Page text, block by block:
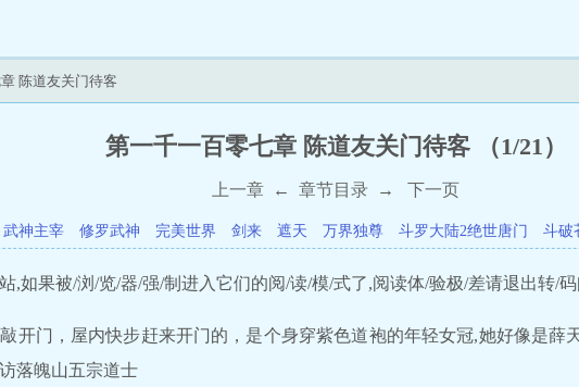
陈道友关门待客
第一千一百零七章 陈道友关门待客 （1/21）
上一章 ← 章节目录 → 下一页
武神主宰 修罗武神 完美世界 剑来 遮天 万界独尊 斗罗大陆2绝世唐门 斗破
,如果被/浏/览/器/强/制进入它们的阅/读/模/式了,阅读体/验极/差请退出转/码
开门，屋内快步赶来开门的，是个身穿紫色道袍的年轻女冠,她好像是薛
落魄山五宗道士